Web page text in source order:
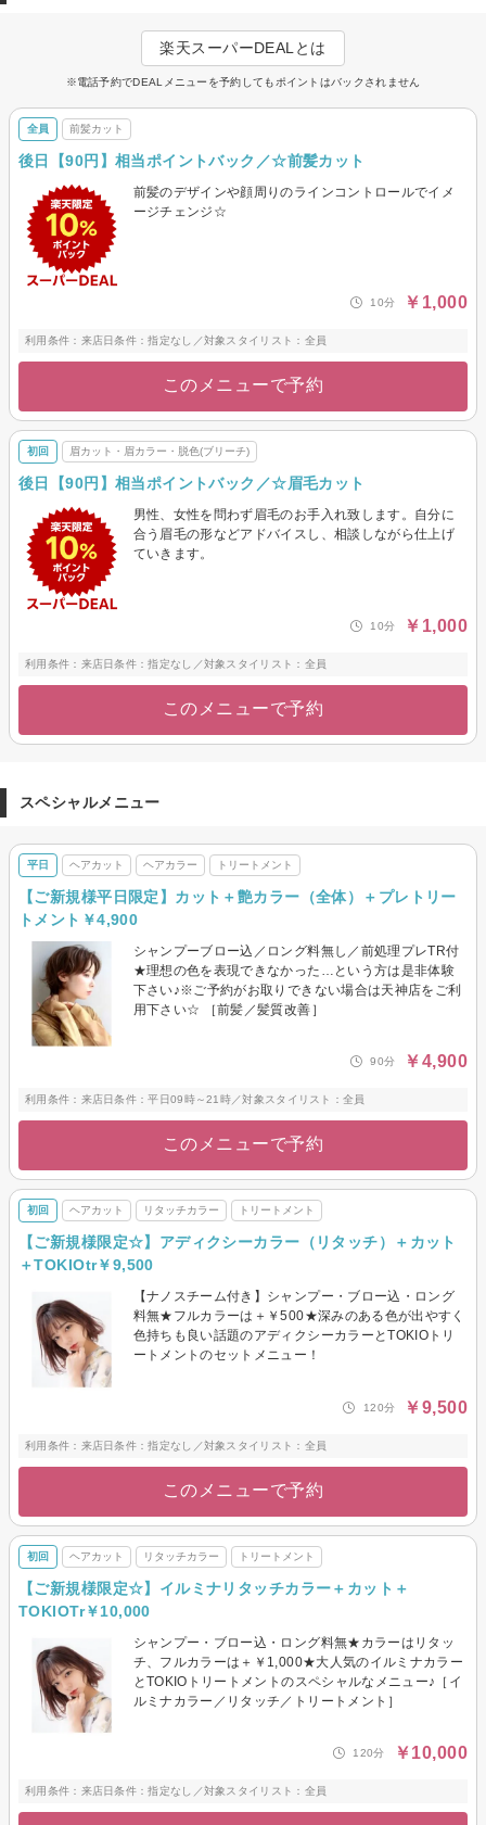
トリートメント ヘッドスパ・頭皮ケア
リーチ)
楽天スーパーDEALとは
※電話予約でDEALメニューを予約してもポイントはバックされません
全員 前髪カット
後日【90円】相当ポイントバック／☆前髪カット
前髪のデザインや顔周りのラインコントロールでイメ
ージチェンジ☆
10分 ￥1,000
利用条件：来店日条件：指定なし／対象スタイリスト：全員
このメニューで予約
初回 眉カット・眉カラー・脱色(ブリーチ)
後日【90円】相当ポイントバック／☆眉毛カット
男性、女性を問わず眉毛のお手入れ致します。自分に
合う眉毛の形などアドバイスし、相談しながら仕上げ
ていきます。
10分 ￥1,000
利用条件：来店日条件：指定なし／対象スタイリスト：全員
このメニューで予約
スペシャルメニュー
平日 ヘアカット ヘアカラー トリートメント
【ご新規様平日限定】カット＋艶カラー（全体）＋プレトリー
トメント￥4,900
シャンプーブロー込／ロング料無し／前処理プレTR付
★理想の色を表現できなかった…という方は是非体験
下さい♪※ご予約がお取りできない場合は天神店をご利
用下さい☆ ［前髪／髪質改善］
90分 ￥4,900
利用条件：来店日条件：平日09時～21時／対象スタイリスト：全員
このメニューで予約
初回 ヘアカット リタッチカラー トリートメント
【ご新規様限定☆】アディクシーカラー（リタッチ）＋カット
＋TOKIOtr￥9,500
【ナノスチーム付き】シャンプー・ブロー込・ロング
料無★フルカラーは＋￥500★深みのある色が出やすく
色持ちも良い話題のアディクシーカラーとTOKIOトリ
ートメントのセットメニュー！
120分 ￥9,500
利用条件：来店日条件：指定なし／対象スタイリスト：全員
このメニューで予約
初回 ヘアカット リタッチカラー トリートメント
【ご新規様限定☆】イルミナリタッチカラー＋カット＋
TOKIOTr￥10,000
シャンプー・ブロー込・ロング料無★カラーはリタッ
チ、フルカラーは＋￥1,000★大人気のイルミナカラー
とTOKIOトリートメントのスペシャルなメニュー♪［イ
ルミナカラー／リタッチ／トリートメント］
120分 ￥10,000
利用条件：来店日条件：指定なし／対象スタイリスト：全員